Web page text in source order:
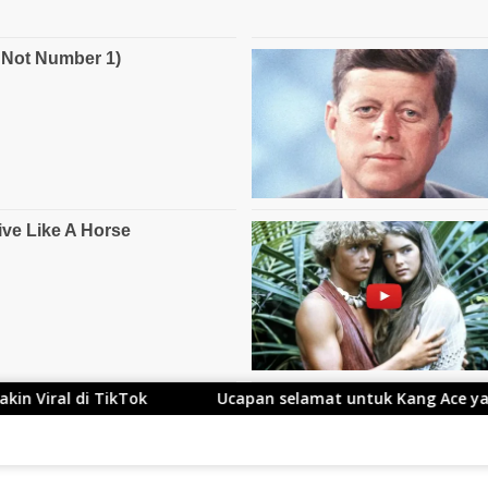
Ucapan selamat untuk Kang Ace yang Telah Resmi